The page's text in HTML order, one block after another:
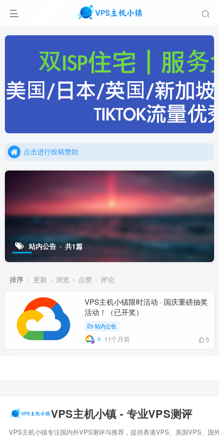
点击加入官方TG频道/聊天群
点击进行投稿赞助
点击加入官方TG频道/聊天群
站内公告 共1篇
排序 更新 浏览 点赞 评论
VPS主机小镇限时活动 · 国庆重磅抽奖
活动！（已开奖）
站内公告
11个月前 5
VPS主机小镇 - 专业VPS测评
VPS主机小镇专注国内外VPS测评与推荐，提供香港VPS、美国VPS、国